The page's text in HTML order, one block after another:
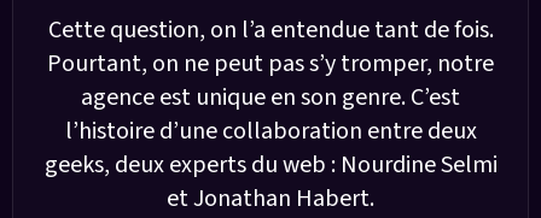
Cette question, on l’a entendue tant de fois.
Pourtant, on ne peut pas s’y tromper, notre
agence est unique en son genre. C’est
l’histoire d’une collaboration entre deux
geeks, deux experts du web : Nourdine Selmi
et Jonathan Habert.